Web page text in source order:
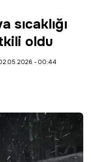
sıcaklığı
oldu
- 00:44